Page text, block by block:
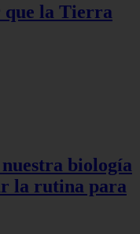
que la Tierra
biología
la rutina para